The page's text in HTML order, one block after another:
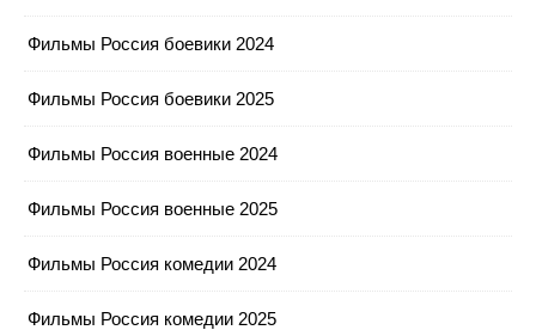
Фильмы Россия боевики 2024
Фильмы Россия боевики 2025
Фильмы Россия военные 2024
Фильмы Россия военные 2025
Фильмы Россия комедии 2024
Фильмы Россия комедии 2025